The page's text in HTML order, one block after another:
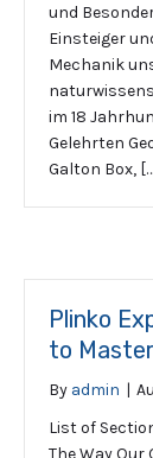
und
Einsteiger
Mechanik
im 18
Gelehrten
Galton Box,
Plinko
to
By admin |
List of
The Way